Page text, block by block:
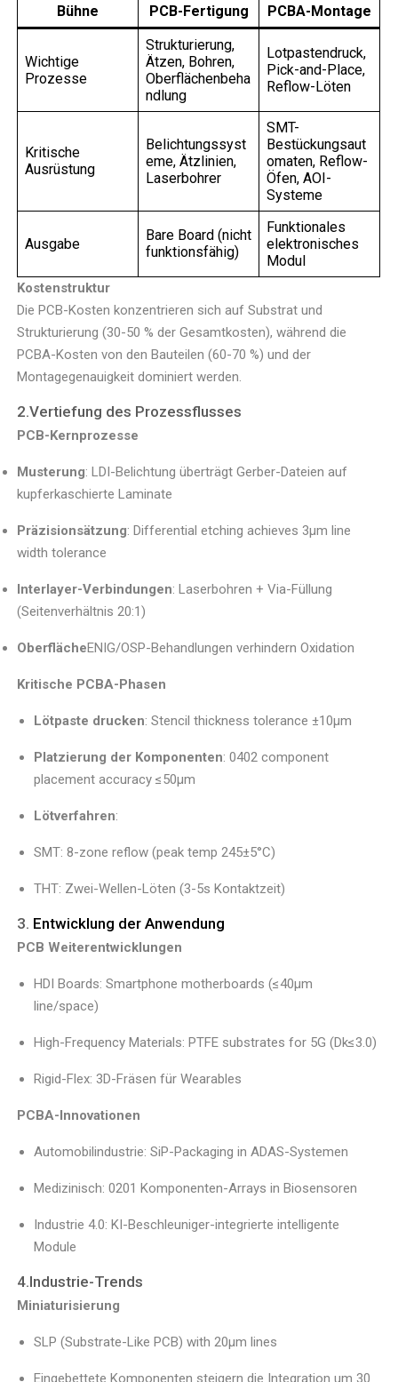
Bühne PCB-Fertigung PCBA-Montage
Wichtige
Prozesse
Strukturierung,
Ätzen, Bohren,
Oberflächenbeha
ndlung
Lotpastendruck,
Pick-and-Place,
Reflow-Löten
Kritische
Ausrüstung
Belichtungssyst
eme, Ätzlinien,
Laserbohrer
SMT-
Bestückungsaut
omaten, Reflow-
Öfen, AOI-
Systeme
Ausgabe
Bare Board (nicht
funktionsfähig)
Funktionales
elektronisches
Modul
Kostenstruktur
Die PCB-Kosten konzentrieren sich auf Substrat und
Strukturierung (30-50 % der Gesamtkosten), während die
PCBA-Kosten von den Bauteilen (60-70 %) und der
Montagegenauigkeit dominiert werden.
2.Vertiefung des Prozessflusses
PCB-Kernprozesse
Musterung: LDI-Belichtung überträgt Gerber-Dateien auf
kupferkaschierte Laminate
Präzisionsätzung: Differential etching achieves 3μm line
width tolerance
Interlayer-Verbindungen: Laserbohren + Via-Füllung
(Seitenverhältnis 20:1)
OberflächeENIG/OSP-Behandlungen verhindern Oxidation
Kritische PCBA-Phasen
Lötpaste drucken: Stencil thickness tolerance ±10μm
Platzierung der Komponenten: 0402 component
placement accuracy ≤50μm
Lötverfahren:
SMT: 8-zone reflow (peak temp 245±5°C)
THT: Zwei-Wellen-Löten (3-5s Kontaktzeit)
3. Entwicklung der Anwendung
PCB Weiterentwicklungen
HDI Boards: Smartphone motherboards (≤40μm
line/space)
High-Frequency Materials: PTFE substrates for 5G (Dk≤3.0)
Rigid-Flex: 3D-Fräsen für Wearables
PCBA-Innovationen
Automobilindustrie: SiP-Packaging in ADAS-Systemen
Medizinisch: 0201 Komponenten-Arrays in Biosensoren
Industrie 4.0: KI-Beschleuniger-integrierte intelligente
Module
4.Industrie-Trends
Miniaturisierung
SLP (Substrate-Like PCB) with 20μm lines
Eingebettete Komponenten steigern die Integration um 30